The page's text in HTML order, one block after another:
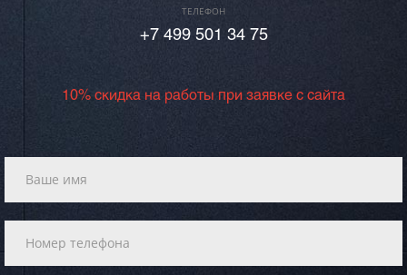
ТЕЛЕФОН
+7 499 501 34 75
10% скидка на работы при заявке с сайта